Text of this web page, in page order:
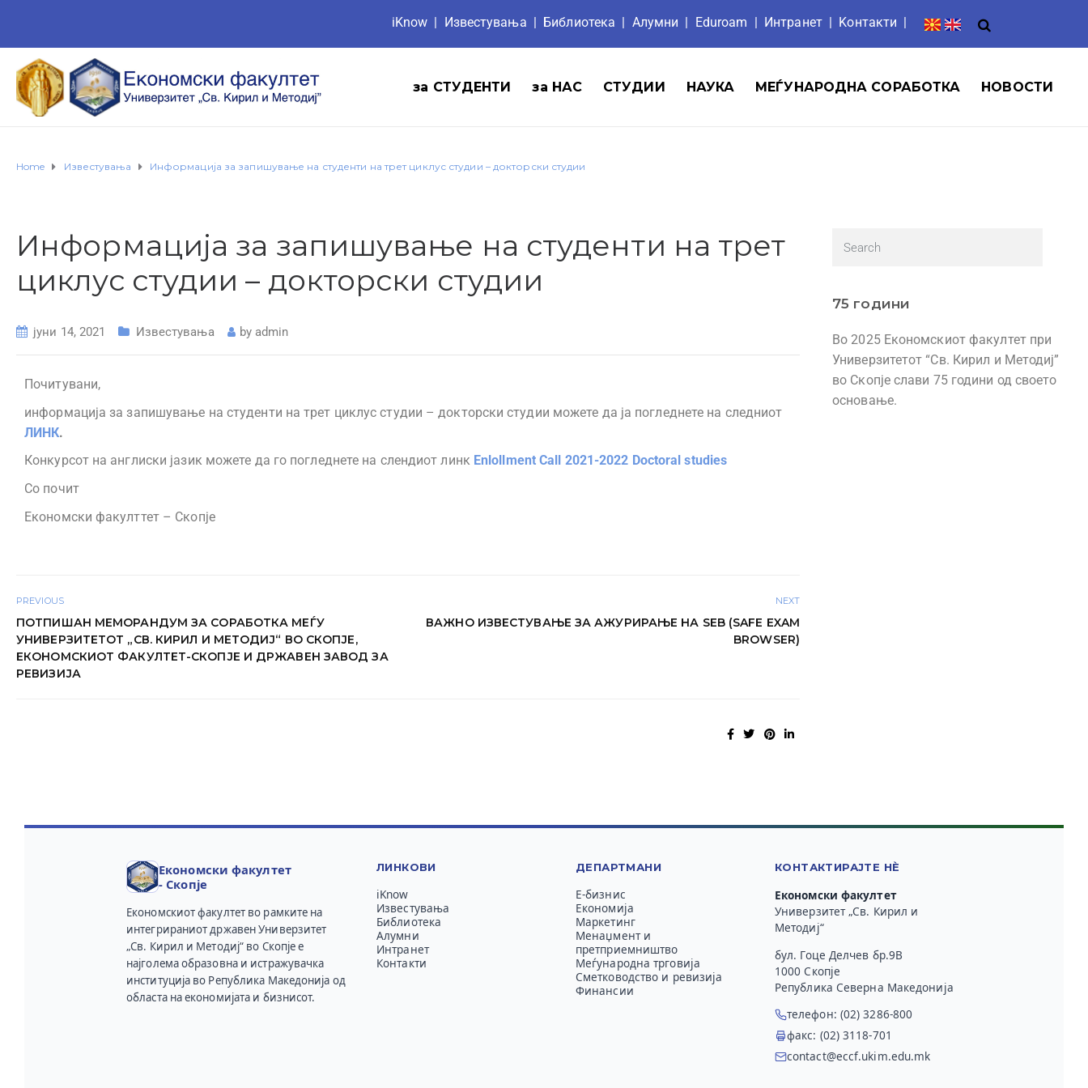
iKnow | Известувања | Библиотека | Aлумни | Eduroam | Интранет| Koнтакти |
за СТУДЕНТИ за НАС СТУДИИ НАУКА МЕЃУНАРОДНА СОРАБОТКА НОВОСТИ
Home Известувања Информација за запишување на студенти на трет циклус студии – докторски студии
Информација за запишување на студенти на трет
циклус студии – докторски студии
јуни 14, 2021 Известувања by admin
Почитувани,
информација за запишување на студенти на трет циклус студии – докторски студии можете да ја погледнете на следниот
ЛИНК.
Конкурсот на англиски јазик можете да го погледнете на слендиот линк Enlollment Call 2021-2022 Doctoral studies
Со почит
Економски факулттет – Скопје
PREVIOUS
ПОТПИШАН МЕМОРАНДУМ ЗА СОРАБОТКА МЕЃУ
УНИВЕРЗИТЕТОТ „СВ. КИРИЛ И МЕТОДИЈ“ ВО СКОПЈЕ,
ЕКОНОМСКИОТ ФАКУЛТЕТ-СКОПЈЕ И ДРЖАВЕН ЗАВОД ЗА
РЕВИЗИЈА
NEXT
ВАЖНО ИЗВЕСТУВАЊЕ ЗА АЖУРИРАЊЕ НА SEB (SAFE EXAM
BROWSER)
75 години
Во 2025 Економскиот факултет при
Универзитетот “Св. Кирил и Методиј”
во Скопје слави 75 години од своето
основање.
Економски факултет
- Скопје
Економскиот факултет во рамките на
интегрираниот државен Универзитет
„Св. Кирил и Методиј“ во Скопје е
најголема образовна и истражувачка
институција во Република Македонија од
областа на економијата и бизнисот.
ЛИНКОВИ
iKnow
Известувања
Библиотека
Алумни
Интранет
Контакти
ДЕПАРТМАНИ
Е-бизнис
Економија
Маркетинг
Менаџмент и
претприемништво
Меѓународна трговија
Сметководство и ревизија
Финансии
КОНТАКТИРАЈТЕ НЀ
Економски факултет
Универзитет „Св. Кирил и
Методиј“
бул. Гоце Делчев бр.9В
1000 Скопје
Република Северна Македонија
телефон: (02) 3286-800
факс: (02) 3118-701
contact@eccf.ukim.edu.mk